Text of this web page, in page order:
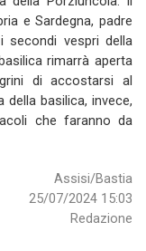
e Sardegna, padre
secondi vespri della
rimarrà aperta
di accostarsi al
basilica, invece,
che faranno da
Assisi/Bastia
25/07/2024 15:03
Redazione